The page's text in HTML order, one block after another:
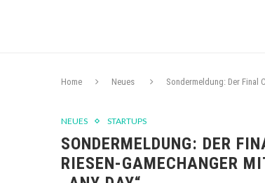
Home Neues Sondermeldung: Der Final
NEUES STARTUPS
SONDERMELDUNG: DER
RIESEN-GAMECHANGER